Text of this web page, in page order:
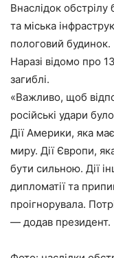
Внаслідок
та міська
пологовий будинок.
Наразі відомо про
загиблі.
«Важливо, щоб
російські удари
Дії Америки, яка
миру. Дії Європи,
бути сильною. Дії
дипломатії та
проігнорувала.
— додав президент.